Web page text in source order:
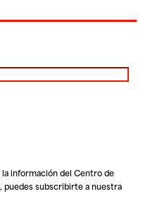
información del Centro de
puedes subscribirte a nuestra